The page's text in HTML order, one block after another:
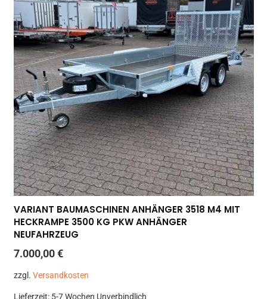
VARIANT BAUMASCHINEN ANHÄNGER 3518 M4 MIT
HECKRAMPE 3500 KG PKW ANHÄNGER
NEUFAHRZEUG
7.000,00€
zzgl. Versandkosten
Lieferzeit: 5-7 Wochen Unverbindlich